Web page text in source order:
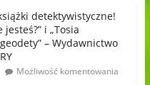
detektywistyczne!
jesteś?” i „Tosia
– Wydawnictwo
Możliwość komentowania